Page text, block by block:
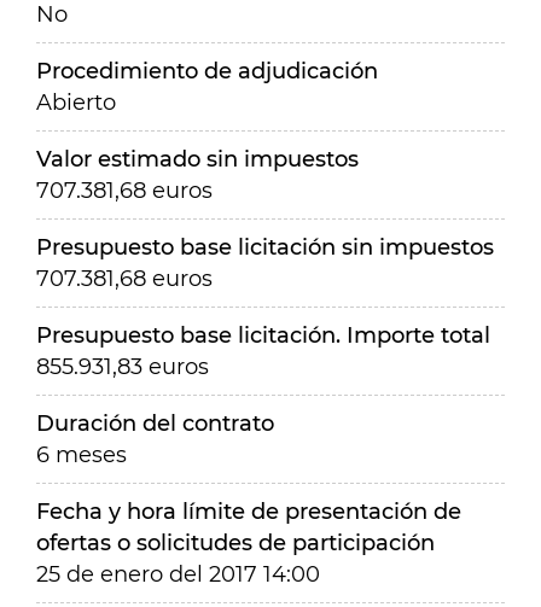
No
Procedimiento de adjudicación
Abierto
Valor estimado sin impuestos
707.381,68 euros
Presupuesto base licitación sin impuestos
707.381,68 euros
Presupuesto base licitación. Importe total
855.931,83 euros
Duración del contrato
6 meses
Fecha y hora límite de presentación de
ofertas o solicitudes de participación
25 de enero del 2017 14:00